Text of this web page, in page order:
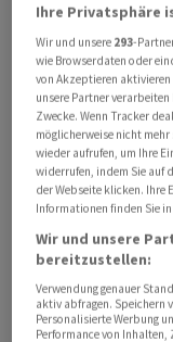
In einem am
Musk, man wolle
Magie nötig» sei.
die wir bereits
‌haben», erklärte
Dahl skizzierten
Rechenknoten
betrieben und
Weltraum
die zunehmenden
Anlagen zu
Ihre Privatsphäre
Wir und unsere 293-
wie Browserdaten oder
von Akzeptieren aktivieren
unsere Partner
Zwecke. Wenn Tracker
möglicherweise nicht
wieder aufrufen, um Ihre
widerrufen, indem Sie auf
der Webseite klicken. Ihre
Informationen finden Sie
Wir und unsere
bereitzustellen:
Verwendung genauer
aktiv abfragen. Speichern
Personalisierte Werbung
Performance von